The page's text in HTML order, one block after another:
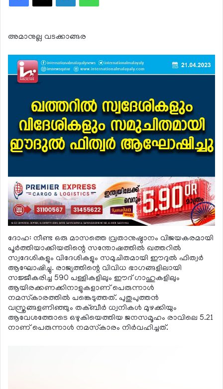
അമാനുല്ല വടക്കാങ്ങര
ദോഹ: നീണ്ട ഒരു മാസത്തെ വ്രതാനുഷ്ഠാനം വിജയകരമായി
പൂര്‍ത്തിയാക്കിയതിന്റെ സന്തോഷത്തില്‍ ഖത്തറില്‍
സ്വദേശികളും വിദേശികളും സമുചിതമായി ഈദുല്‍ ഫിത്വര്‍
ആഘോഷിച്ചു. രാജ്യത്തിന്റെ വിവിധ ഭാഗങ്ങളിലായി
സജ്ജീകരിച്ച 590 പള്ളികളിലും ഈദ് ഗാഹുകളിലും
ആയിരക്കണക്കിനാളുകളാണ് പെരുന്നാള്‍
നമസ്‌കാരത്തില്‍ പങ്കെടുത്തത്. പുതുപുത്തന്‍
വസ്ത്രങ്ങളണിഞ്ഞും തക്ബീര്‍ ധ്വനികള്‍ മുഴക്കിയും
ആവേശത്തോടെ ഒഴുകിയെത്തിയ ജനസമൂഹം രാവിലെ 5.21
നാണ് പെരുന്നാള്‍ നമസ്‌കാരം നിര്‍വഹിച്ചത്.